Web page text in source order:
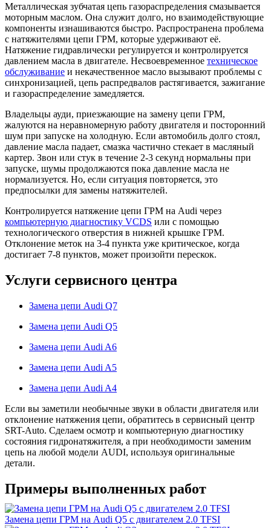
Металлическая зубчатая цепь газораспределения смазывается
моторным маслом. Она служит долго, но взаимодействующие
компоненты изнашиваются быстро. Распространена проблема
с натяжителями цепи ГРМ, которые удерживают её.
Натяжение гидравлически регулируется и контролируется
давлением масла в двигателе. Несвоевременное техническое
обслуживание и некачественное масло вызывают проблемы с
синхронизацией, цепь распредвалов растягивается, зажигание
и газораспределение замедляется.
Владельцы ауди, приезжающие на замену цепи ГРМ,
жалуются на неравномерную работу двигателя и посторонний
шум при запуске на холодную. Если автомобиль долго стоял,
давление масла падает, смазка частично стекает в масляный
картер. Звон или стук в течение 2-3 секунд нормальны при
запуске, шумы продолжаются пока давление масла не
нормализуется. Но, если ситуация повторяется, это
предпосылки для замены натяжителей.
Контролируется натяжение цепи ГРМ на Audi через
компьютерную диагностику VCDS или с помощью
технологического отверстия в нижней крышке ГРМ.
Отклонение меток на 3-4 пункта уже критическое, когда
достигает 7-8 пунктов, может произойти перескок.
Услуги сервисного центра
Замена цепи Audi Q7
Замена цепи Audi Q5
Замена цепи Audi A6
Замена цепи Audi A5
Замена цепи Audi A4
Если вы заметили необычные звуки в области двигателя или
отклонение натяжения цепи, обратитесь в сервисный центр
SRT-Auto. Сделаем осмотр и компьютерную диагностику
состояния гидронатяжителя, а при необходимости заменим
цепь на любой модели AUDI, используя оригинальные
детали.
Примеры выполненных работ
Замена цепи ГРМ на Audi Q5 с двигателем 2.0 TFSI